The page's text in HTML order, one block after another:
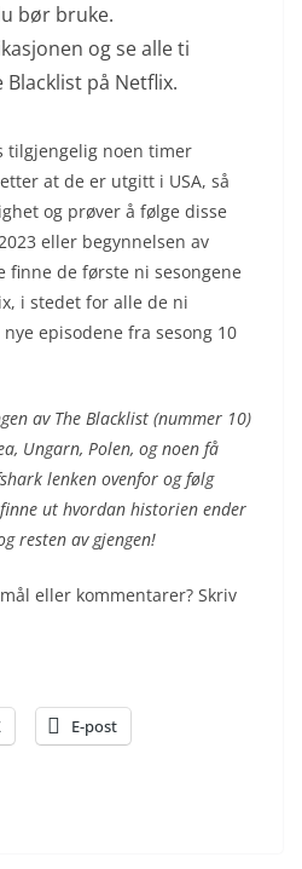
bør bruke.
og se alle ti
Blacklist på Netflix.
tilgjengelig noen timer
at de er utgitt i USA, så
og prøver å følge disse
eller begynnelsen av
finne de første ni sesongene
i stedet for alle de ni
episodene fra sesong 10
av The Blacklist (nummer 10)
Ungarn, Polen, og noen få
lenken ovenfor og følg
ut hvordan historien ender
resten av gjengen!
eller kommentarer? Skriv
E-post